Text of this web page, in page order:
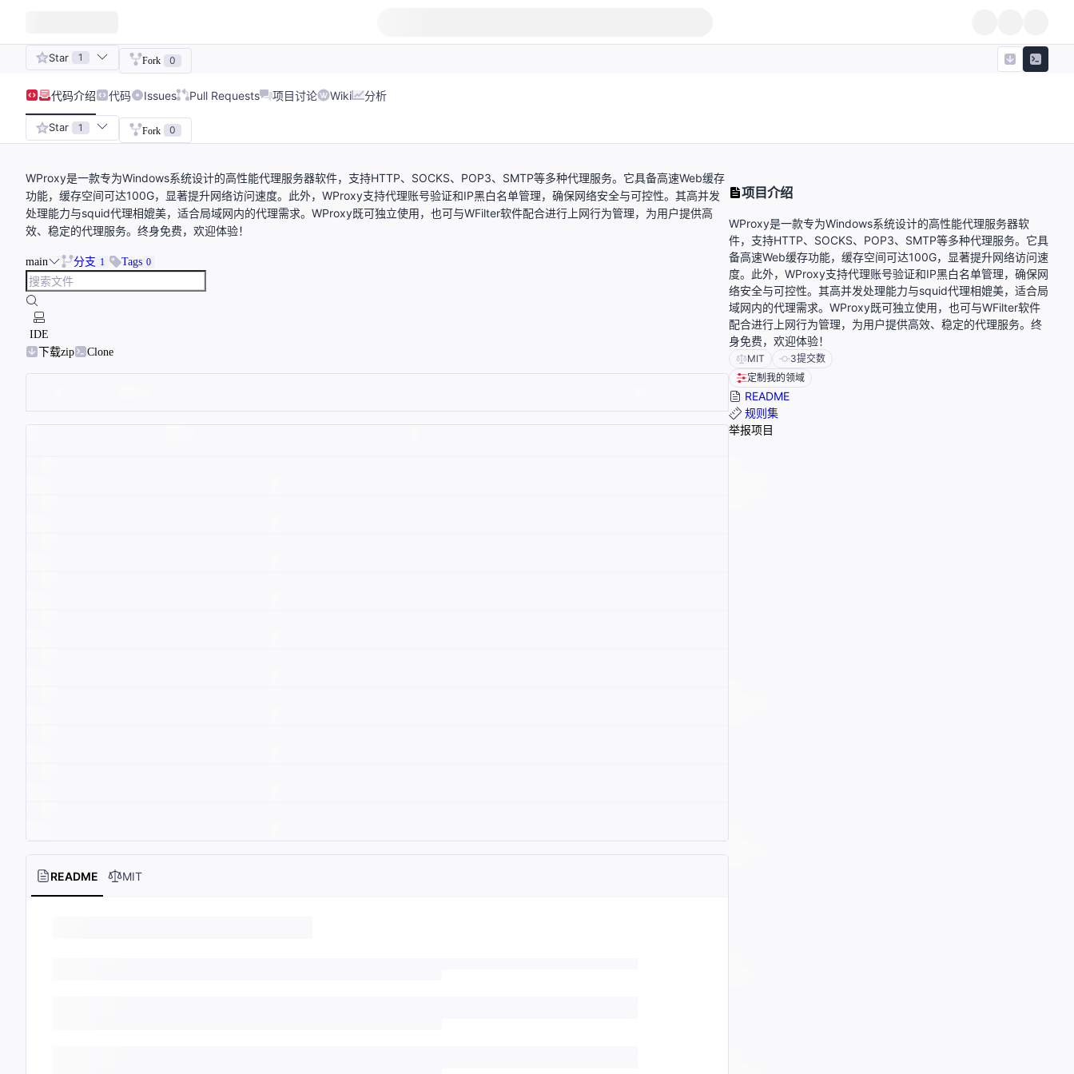
Star 1 Fork 0
代码介绍 代码 Issues Pull Requests 项目讨论 Wiki 分析
Star 1 Fork 0
WProxy是一款专为Windows系统设计的高性能代理服务器软件，支持HTTP、SOCKS、POP3、SMTP等多种代理服务。它具备高速Web缓存
功能，缓存空间可达100G，显著提升网络访问速度。此外，WProxy支持代理账号验证和IP黑白名单管理，确保网络安全与可控性。其高并发
处理能力与squid代理相媲美，适合局域网内的代理需求。WProxy既可独立使用，也可与WFilter软件配合进行上网行为管理，为用户提供高
效、稳定的代理服务。终身免费，欢迎体验！
main 分支 1 Tags 0
IDE
下载zip
Clone
README MIT
项目介绍
WProxy是一款专为Windows系统设计的高性能代理服务器软
件，支持HTTP、SOCKS、POP3、SMTP等多种代理服务。它具
备高速Web缓存功能，缓存空间可达100G，显著提升网络访问速
度。此外，WProxy支持代理账号验证和IP黑白名单管理，确保网
络安全与可控性。其高并发处理能力与squid代理相媲美，适合局
域网内的代理需求。WProxy既可独立使用，也可与WFilter软件
配合进行上网行为管理，为用户提供高效、稳定的代理服务。终
身免费，欢迎体验！
MIT 3提交数
定制我的领域
README
规则集
举报项目